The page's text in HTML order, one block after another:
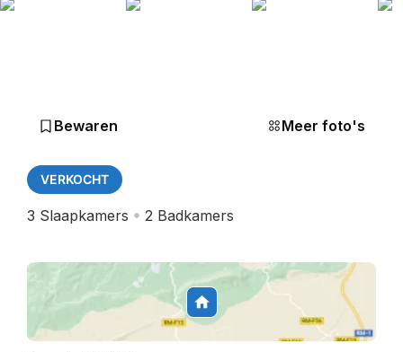
Bewaren Meer foto's
VERKOCHT
3 Slaapkamers 2 Badkamers